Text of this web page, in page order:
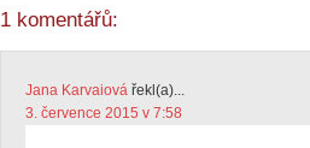
1 komentářů:
Jana Karvaiová řekl(a)...
3. července 2015 v 7:58